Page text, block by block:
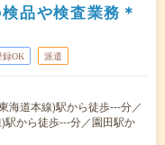
品や検査業務＊
録OK 派遣
海道本線)駅から徒歩---分／
から徒歩---分／園田駅か